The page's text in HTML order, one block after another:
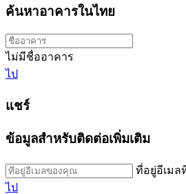
ค้นหาอาคารในไทย
ไม่มีชื่ออาคาร
ไป
แชร์
ข้อมูลสำหรับติดต่อเพิ่มเติม
ที่อยู่อีเมล
ไป